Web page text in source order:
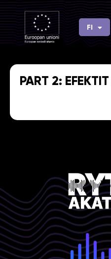
Siirry
sisältöön
FI
EN
PART 2: